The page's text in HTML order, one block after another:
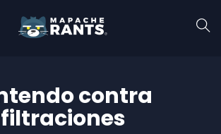
contra
filtraciones